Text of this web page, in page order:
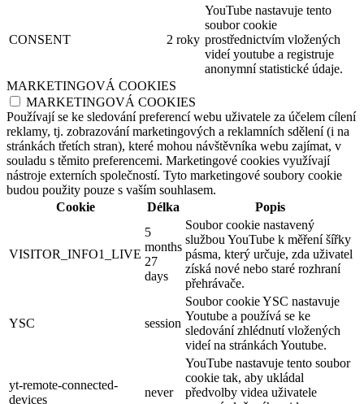
CONSENT 2 roky
YouTube nastavuje tento
soubor cookie
prostřednictvím vložených
videí youtube a registruje
anonymní statistické údaje.
MARKETINGOVÁ COOKIES
MARKETINGOVÁ COOKIES
Používají se ke sledování preferencí webu uživatele za účelem cílení
reklamy, tj. zobrazování marketingových a reklamních sdělení (i na
stránkách třetích stran), které mohou návštěvníka webu zajímat, v
souladu s těmito preferencemi. Marketingové cookies využívají
nástroje externích společností. Tyto marketingové soubory cookie
budou použity pouze s vaším souhlasem.
Cookie
Délka Popis
VISITOR_INFO1_LIVE
5
months
27
days
Soubor cookie nastavený
službou YouTube k měření šířky
pásma, který určuje, zda uživatel
získá nové nebo staré rozhraní
přehrávače.
YSC session
Soubor cookie YSC nastavuje
Youtube a používá se ke
sledování zhlédnutí vložených
videí na stránkách Youtube.
yt-remote-connected-
devices
never
YouTube nastavuje tento soubor
cookie tak, aby ukládal
předvolby videa uživatele